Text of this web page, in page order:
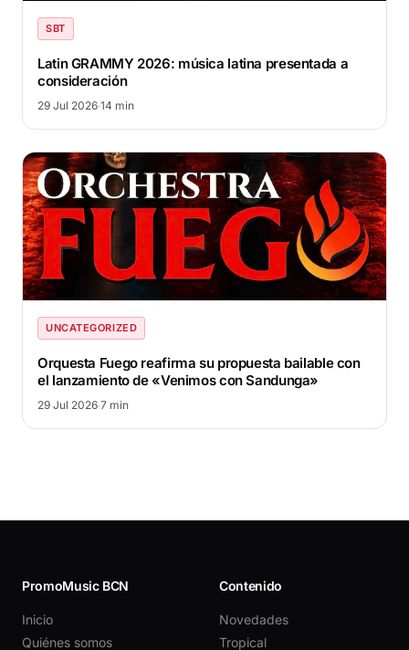
SBT
Latin GRAMMY 2026: música latina presentada a
consideración
29 Jul 2026·14 min
UNCATEGORIZED
Orquesta Fuego reafirma su propuesta bailable con
el lanzamiento de «Venimos con Sandunga»
29 Jul 2026·7 min
PromoMusic BCN
Inicio
Quiénes somos
Contenido
Novedades
Tropical